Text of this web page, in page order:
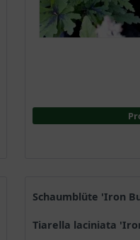
Schaumblüte 'Iron
Tiarella laciniata